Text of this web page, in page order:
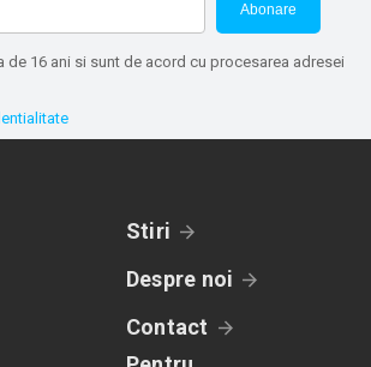
Abonare
de 16 ani si sunt de acord cu procesarea adresei
Stiri
Despre noi
Contact